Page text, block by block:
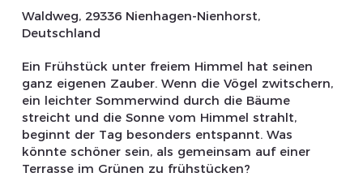
Waldweg, 29336 Nienhagen-Nienhorst,
Deutschland
Ein Frühstück unter freiem Himmel hat seinen
ganz eigenen Zauber. Wenn die Vögel zwitschern,
ein leichter Sommerwind durch die Bäume
streicht und die Sonne vom Himmel strahlt,
beginnt der Tag besonders entspannt. Was
könnte schöner sein, als gemeinsam auf einer
Terrasse im Grünen zu frühstücken?